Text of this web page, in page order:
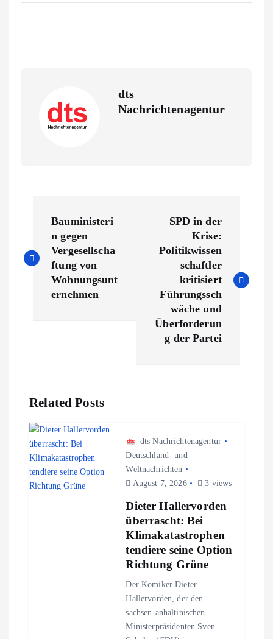
dts
Nachrichtenagentur
i
s
n
a
Bauministeri
n gegen
Vergesellscha
ftung von
Wohnungsunt
ernehmen
SPD in der
Krise:
Politikwissen
schaftler
kritisiert
Führungssch
wäche und
Überforderun
g der Partei
Related Posts
dts Nachrichtenagentur
Deutschland- und
Weltnachrichten
August 7, 2026
3 views
Dieter Hallervorden
überrascht: Bei
Klimakatastrophen
tendiere seine Option
Richtung Grüne
Der Komiker Dieter
Hallervorden, der den
sachsen-anhaltinischen
Ministerpräsidenten Sven